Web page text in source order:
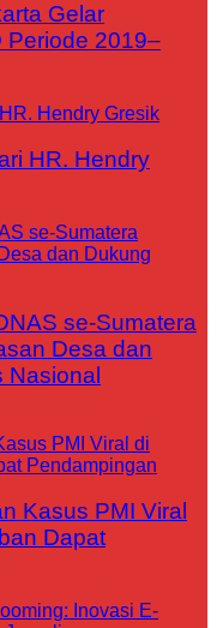
Gelar
Periode 2019–
HR. Hendry
se-Sumatera
Desa dan
Nasional
Kasus PMI Viral
Dapat